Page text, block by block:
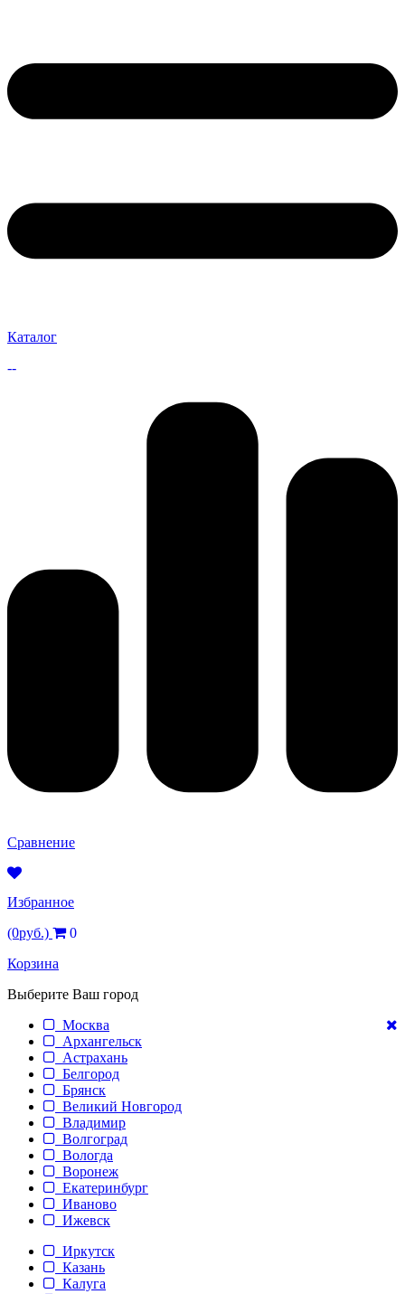
Каталог
--
Сравнение
Избранное
(0руб.)
0
Корзина
Выберите Ваш город
Москва
Архангельск
Астрахань
Белгород
Брянск
Великий Новгород
Владимир
Волгоград
Вологда
Воронеж
Екатеринбург
Иваново
Ижевск
Иркутск
Казань
Калуга